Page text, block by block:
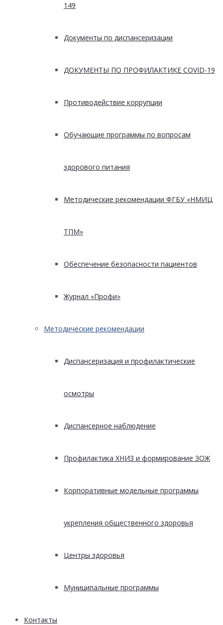
149
Документы по диспансеризации
ДОКУМЕНТЫ ПО ПРОФИЛАКТИКЕ COVID-19
Противодействие коррупции
Обучающие программы по вопросам
здорового питания
Методические рекомендации ФГБУ «НМИЦ
ТПМ»
Обеспечение безопасности пациентов
Журнал «Профи»
Методические рекомендации
Диспансеризация и профилактические
осмотры
Диспансерное наблюдение
Профилактика ХНИЗ и формирование ЗОЖ
Корпоративные модельные программы
укрепления общественного здоровья
Центры здоровья
Муниципальные программы
Контакты